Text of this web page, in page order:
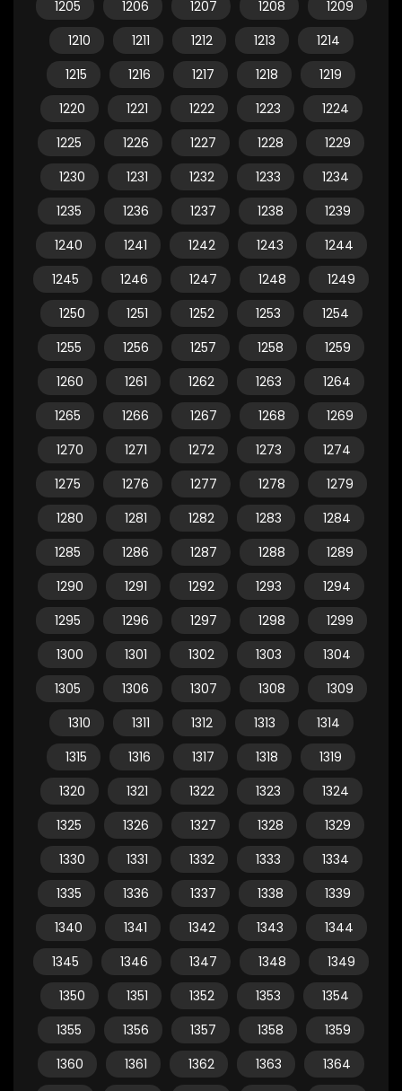
1205
1206 1207 1208
1209
1210
1211 1212 1213
1214
1215
1216 1217 1218
1219
1220
1221 1222 1223
1224
1225
1226 1227 1228
1229
1230
1231 1232 1233
1234
1235
1236 1237 1238
1239
1240
1241 1242 1243
1244
1245
1246 1247 1248
1249
1250
1251 1252 1253
1254
1255
1256 1257 1258
1259
1260
1261 1262 1263
1264
1265
1266 1267 1268
1269
1270
1271 1272 1273
1274
1275
1276 1277 1278
1279
1280
1281 1282 1283
1284
1285
1286 1287 1288
1289
1290
1291 1292 1293
1294
1295
1296 1297 1298
1299
1300
1301 1302 1303
1304
1305
1306 1307 1308
1309
1310
1311 1312 1313
1314
1315
1316 1317 1318
1319
1320
1321 1322 1323
1324
1325
1326 1327 1328
1329
1330
1331 1332 1333
1334
1335
1336 1337 1338
1339
1340
1341 1342 1343
1344
1345
1346 1347 1348
1349
1350
1351 1352 1353
1354
1355
1356 1357 1358
1359
1360
1361 1362 1363
1364